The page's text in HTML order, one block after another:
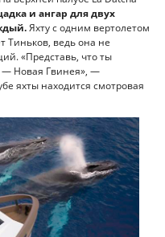
и ангар для двух
Яхту с одним вертолетом
Тиньков, ведь она не
«Представь, что ты
— Новая Гвинея», —
яхты находится смотровая